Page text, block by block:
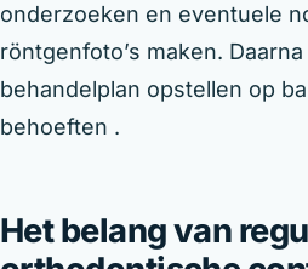
onderzoeken en eventuele
röntgenfoto’s maken.
behandelplan opstellen op
behoeften .
Het belang van